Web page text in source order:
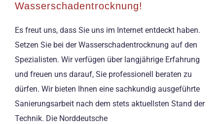
Wasserschadentrocknung!
Es freut uns, dass Sie uns im Internet entdeckt haben.
Setzen Sie bei der Wasserschadentrocknung auf den
Spezialisten. Wir verfügen über langjährige Erfahrung
und freuen uns darauf, Sie professionell beraten zu
dürfen. Wir bieten Ihnen eine sachkundig ausgeführte
Sanierungsarbeit nach dem stets aktuellsten Stand der
Technik. Die Norddeutsche